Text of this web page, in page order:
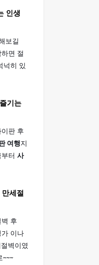
인생
보길
면 절
넉히 있
기는
판 후
여행지
터 사
세절
후
이나
벽이였